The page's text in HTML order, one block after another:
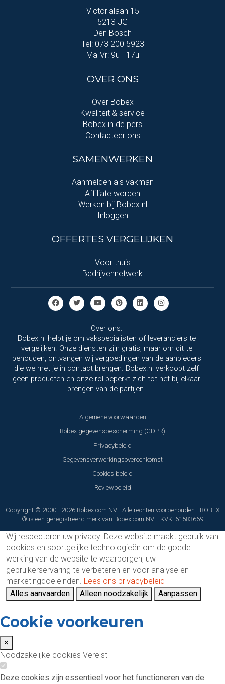
Victorialaan 15
5213 JG
Den Bosch
Tel: 073 200 5923
Ma-Vr: 9u - 17u
OVER ONS
Over Bobex
Kwaliteit & service
Bobex in de pers
Contacteer ons
SAMENWERKEN
Aanmelden als vakman
Affiliate worden
Werken bij Bobex.nl
Inloggen
OFFERTES VERGELIJKEN
Voor thuis
Bedrijvennetwerk
Over ons:
Bobex.nl helpt je om vakspecialisten of leveranciers te
vergelijken. Onze diensten zijn gratis, maar om dit te
behouden, ontvangen wij vergoedingen van de aanbieders
die we met je in contact brengen. Bobex.nl verkoopt zelf
geen producten en onze rol beperkt zich tot het bij elkaar
brengen van de partijen.
Algemene voorwaarden
Bobex gegevensbescherming (GDPR)
Privacybeleid
Gegevensverwerkingsovereenkomst
Cookies beleid
Reviewbeleid
Copyright © 2000 - 2026 Bobex.com NV - Alle rechten voorbehouden - BOBEX
® is een geregistreerd merk van Bobex.com NV. - KVK: 61583669
Wij respecteren uw privacy! Deze website maakt gebruik van
cookies en soortgelijke technologieën om de goede
werking van de website te waarborgen, uw
gebruikerservaring te verbeteren en voor analyse en
marketingdoeleinden. Lees ons privacybeleid
Alles aanvaarden
Alleen noodzakelijk Aanpassen
Cookie voorkeuren
×
Noodzakelijke cookies Vereist
Deze cookies zijn essentieel voor het functioneren van de